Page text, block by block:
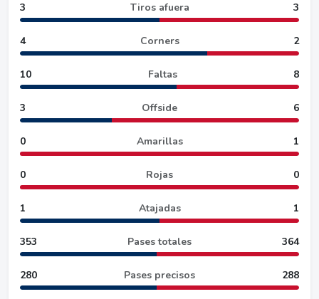
3 Tiros afuera 3
4 Corners 2
10 Faltas 8
3 Offside 6
0 Amarillas 1
0 Rojas 0
1 Atajadas 1
353 Pases totales 364
280 Pases precisos 288